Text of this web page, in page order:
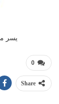
يسر
0
Share